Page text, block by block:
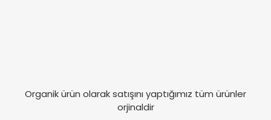
Organik ürün olarak satışını yaptığımız tüm ürünler
orjinaldir